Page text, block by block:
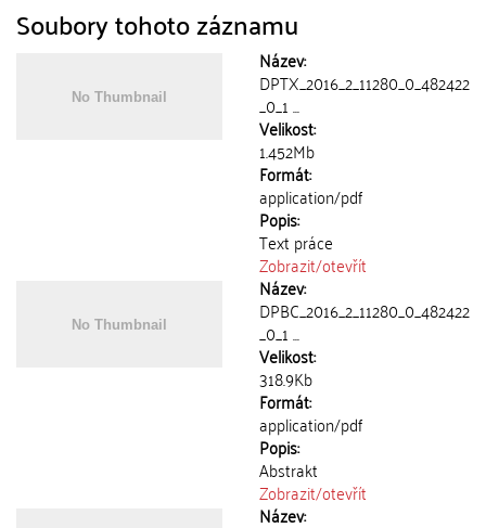
Soubory tohoto záznamu
Název:
DPTX_2016_2_11280_0_482422
_0_1 ...
Velikost:
1.452Mb
Formát:
application/pdf
Popis:
Text práce
Zobrazit/otevřít
Název:
DPBC_2016_2_11280_0_482422
_0_1 ...
Velikost:
318.9Kb
Formát:
application/pdf
Popis:
Abstrakt
Zobrazit/otevřít
Název: